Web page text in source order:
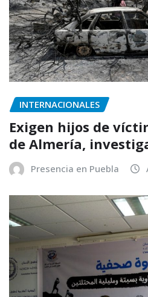
INTERNACIONALES
Exigen hijos de
de Almería,
Presencia en Puebla